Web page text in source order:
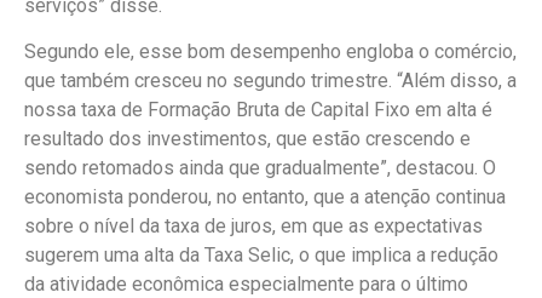
serviços” disse.
Segundo ele, esse bom desempenho engloba o comércio,
que também cresceu no segundo trimestre. “Além disso, a
nossa taxa de Formação Bruta de Capital Fixo em alta é
resultado dos investimentos, que estão crescendo e
sendo retomados ainda que gradualmente”, destacou. O
economista ponderou, no entanto, que a atenção continua
sobre o nível da taxa de juros, em que as expectativas
sugerem uma alta da Taxa Selic, o que implica a redução
da atividade econômica especialmente para o último